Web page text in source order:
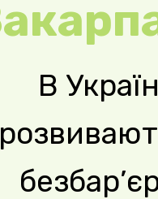
туристичні
забезпечують
комфортне та
безпечне